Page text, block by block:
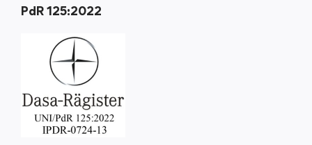
PdR 125:2022